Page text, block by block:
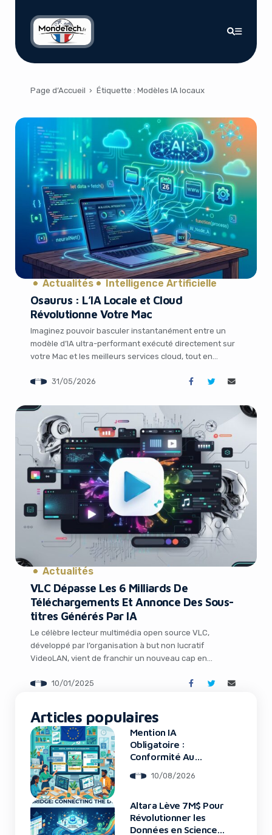
Page d’Accueil › Étiquette : Modèles IA locaux
Actualités Intelligence Artificielle
Osaurus : L’IA Locale et Cloud
Révolutionne Votre Mac
Imaginez pouvoir basculer instantanément entre un
modèle d’IA ultra-performant exécuté directement sur
votre Mac et les meilleurs services cloud, tout en
outils. C’est exactement ce que propose Osaurus, une
Apple en pleine explosion de l’intelligence artificielle.
L’essor […]
31/05/2026
Actualités
VLC Dépasse Les 6 Milliards De
Téléchargements Et Annonce Des Sous-
titres Générés Par IA
Le célèbre lecteur multimédia open source VLC,
développé par l’organisation à but non lucratif
VideoLAN, vient de franchir un nouveau cap en
monde. Mais ce n’est pas la seule bonne nouvelle pour
10/01/2025
Articles populaires
Mention IA
Obligatoire :
Conformité Au
10/08/2026
Altara Lève 7M$ Pour
Révolutionner les
Données en Sciences
It looks like you're
using an ad-blocker!
Yes, I will turn off Ad-Blocker
No Thanks